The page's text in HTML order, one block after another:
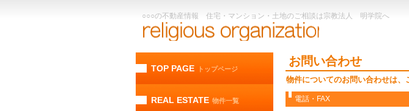
○○○の不動産情報 住宅・マンション・土地のご相談は宗教法人 明学院へ
お問い合わせ
物件についてのお問い合わせは、
電話・FAX
TOP PAGE トップページ
REAL ESTATE 物件一覧